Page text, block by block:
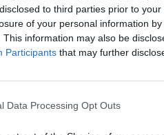
to third parties prior to
of your personal information
This information may also be
Participants that may further
Data Processing Opt Outs
stronom [Trymbiemu
były jakieś inne opcje. Nie
tak, że każda drużyna
nie było. Ale wydaje mi się,
zostać w Europie, pograć.
tutaj. Więc to była na
się Trymbi w